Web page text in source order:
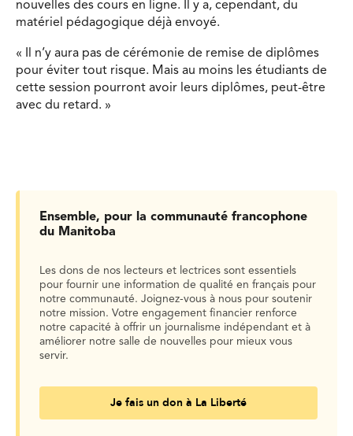
nouvelles des cours en ligne. Il y a, cependant, du
matériel pédagogique déjà envoyé.
« Il n’y aura pas de cérémonie de remise de diplômes
pour éviter tout risque. Mais au moins les étudiants de
cette session pourront avoir leurs diplômes, peut-être
avec du retard. »
Ensemble, pour la communauté francophone
du Manitoba
Les dons de nos lecteurs et lectrices sont essentiels
pour fournir une information de qualité en français pour
notre communauté. Joignez-vous à nous pour soutenir
notre mission. Votre engagement financier renforce
notre capacité à offrir un journalisme indépendant et à
améliorer notre salle de nouvelles pour mieux vous
servir.
Je fais un don à La Liberté